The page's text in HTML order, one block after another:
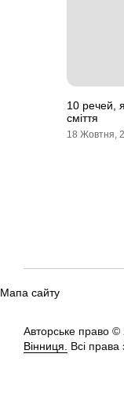
10 речей,
сміття
18 Жовтня,
Мапа сайту
Авторське право ©
Вінниця.
Всі права